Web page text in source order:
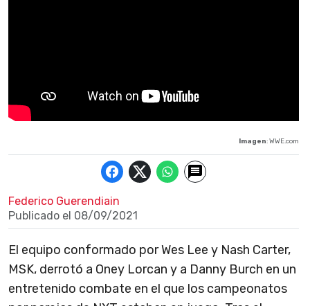
Imagen: WWE.com
Federico Guerendiain
Publicado el 08/09/2021
El equipo conformado por Wes Lee y Nash Carter,
MSK, derrotó a Oney Lorcan y a Danny Burch en un
entretenido combate en el que los campeonatos